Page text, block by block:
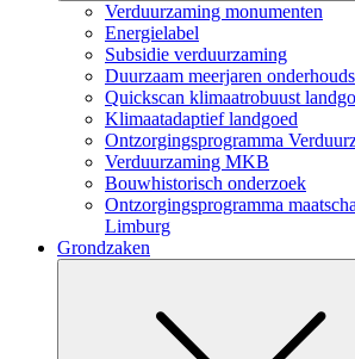
Verduurzaming monumenten
Energielabel
Subsidie verduurzaming
Duurzaam meerjaren
Quickscan klimaatrobuust
Klimaatadaptief landgoed
Ontzorgingsprogramma
Verduurzaming MKB
Bouwhistorisch onderzoek
Ontzorgingsprogramma
Limburg
Grondzaken